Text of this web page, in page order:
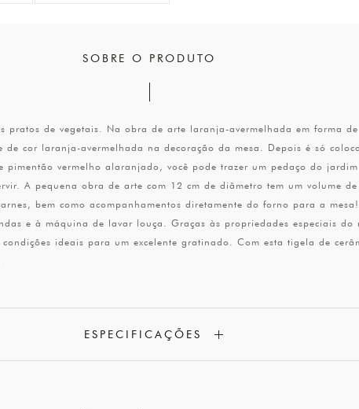
SOBRE O PRODUTO
pratos de vegetais. Na obra de arte laranja-avermelhada em forma
de cor laranja-avermelhada na decoração da mesa. Depois é só
pimentão vermelho alaranjado, você pode trazer um pedaço do
A pequena obra de arte com 12 cm de diâmetro tem um volume
bem como acompanhamentos diretamente do forno para a
e à máquina de lavar louça. Graças às propriedades especiais do
ideais para um excelente gratinado. Com esta tigela de
ESPECIFICAÇÕES